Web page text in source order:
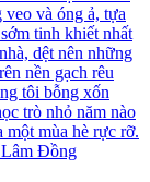
veo và óng ả, tựa
tinh khiết nhất
dệt nên những
nền gạch rêu
tôi bỗng xốn
trò nhỏ năm nào
một mùa hè rực rỡ.